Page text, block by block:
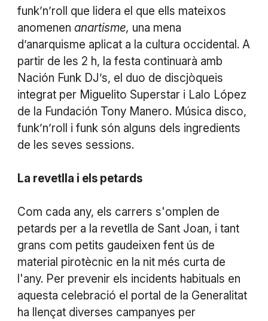
funk’n’roll que lidera el que ells mateixos
anomenen anartisme, una mena
d’anarquisme aplicat a la cultura occidental. A
partir de les 2 h, la festa continuarà amb
Nación Funk DJ’s, el duo de discjòqueis
integrat per Miguelito Superstar i Lalo López
de la Fundación Tony Manero. Música disco,
funk’n’roll i funk són alguns dels ingredients
de les seves sessions.
La revetlla i els petards
Com cada any, els carrers s'omplen de
petards per a la revetlla de Sant Joan, i tant
grans com petits gaudeixen fent ús de
material pirotècnic en la nit més curta de
l'any. Per prevenir els incidents habituals en
aquesta celebració el portal de la Generalitat
ha llençat diverses campanyes per